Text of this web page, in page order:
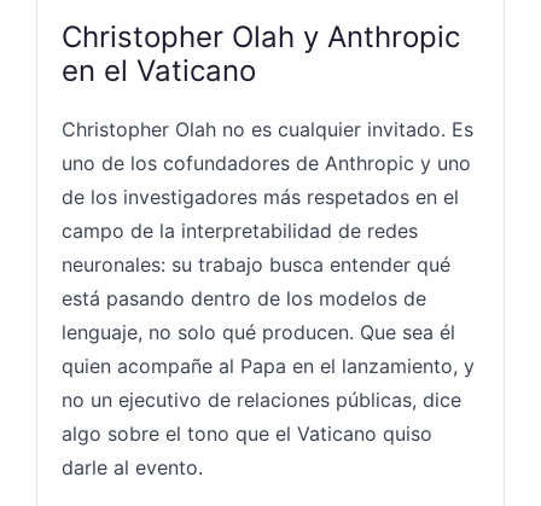
Christopher Olah y Anthropic
en el Vaticano
Christopher Olah no es cualquier invitado. Es
uno de los cofundadores de Anthropic y uno
de los investigadores más respetados en el
campo de la interpretabilidad de redes
neuronales: su trabajo busca entender qué
está pasando dentro de los modelos de
lenguaje, no solo qué producen. Que sea él
quien acompañe al Papa en el lanzamiento, y
no un ejecutivo de relaciones públicas, dice
algo sobre el tono que el Vaticano quiso
darle al evento.